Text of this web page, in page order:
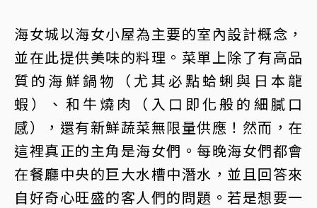
海女城以海女小屋為主要的室內設計概念，
並在此提供美味的料理。菜單上除了有高品
質的海鮮鍋物（尤其必點蛤蜊與日本龍
蝦）、和牛燒肉（入口即化般的細膩口
感），還有新鮮蔬菜無限量供應！然而，在
這裡真正的主角是海女們。每晚海女們都會
在餐廳中央的巨大水槽中潛水，並且回答來
自好奇心旺盛的客人們的問題。若是想要一